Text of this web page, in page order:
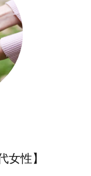
女性】